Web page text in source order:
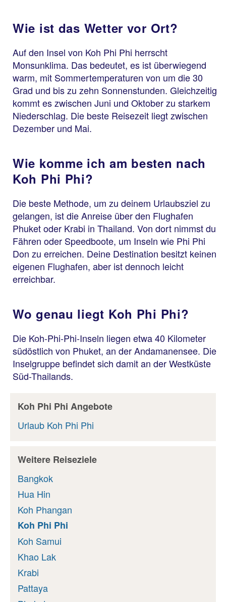
Wie ist das Wetter vor Ort?
Auf den Insel von Koh Phi Phi herrscht
Monsunklima. Das bedeutet, es ist überwiegend
warm, mit Sommertemperaturen von um die 30
Grad und bis zu zehn Sonnenstunden. Gleichzeitig
kommt es zwischen Juni und Oktober zu starkem
Niederschlag. Die beste Reisezeit liegt zwischen
Dezember und Mai.
Wie komme ich am besten nach
Koh Phi Phi?
Die beste Methode, um zu deinem Urlaubsziel zu
gelangen, ist die Anreise über den Flughafen
Phuket oder Krabi in Thailand. Von dort nimmst du
Fähren oder Speedboote, um Inseln wie Phi Phi
Don zu erreichen. Deine Destination besitzt keinen
eigenen Flughafen, aber ist dennoch leicht
erreichbar.
Wo genau liegt Koh Phi Phi?
Die Koh-Phi-Phi-Inseln liegen etwa 40 Kilometer
südöstlich von Phuket, an der Andamanensee. Die
Inselgruppe befindet sich damit an der Westküste
Süd-Thailands.
Koh Phi Phi Angebote
Urlaub Koh Phi Phi
Weitere Reiseziele
Bangkok
Hua Hin
Koh Phangan
Koh Phi Phi
Koh Samui
Khao Lak
Krabi
Pattaya